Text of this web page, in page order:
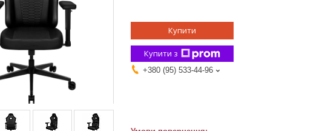
Купити
Купити з
+380 (95) 533-44-96